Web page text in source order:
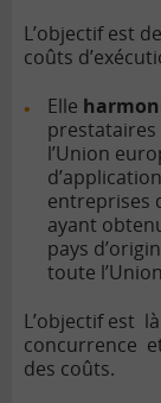
L’objectif est
coûts
Elle
prestataires
l’Union
entreprises
ayant
pays
toute
L’objectif est
concurrence
des coûts.